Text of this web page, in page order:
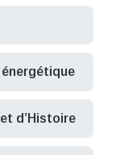
d’Histoire